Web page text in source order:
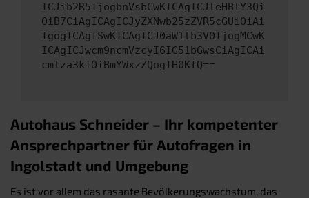
ICJib2R5IjogbnVsbCwKICAgICJleHBlY3Qi
OiB7CiAgICAgICJyZXNwb25zZVR5cGUiOiAi
IgogICAgfSwKICAgICJ0aW1lb3V0IjogMCwK
ICAgICJwcm9ncmVzcyI6IG51bGwsCiAgICAi
cmlza3kiOiBmYWxzZQogIH0KfQ==
Autohaus Schneider – Ihr kompetenter
Ansprechpartner für Autofragen in
Ingolstadt und Umgebung
Es ist vor allem das rasante Bevölkerungswachstum, das